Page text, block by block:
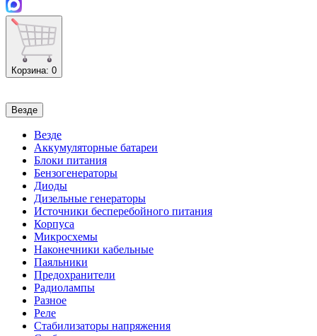
Корзина: 0
Везде
Везде
Аккумуляторные батареи
Блоки питания
Бензогенераторы
Диоды
Дизельные генераторы
Источники бесперебойного питания
Корпуса
Микросхемы
Наконечники кабельные
Паяльники
Предохранители
Радиолампы
Разное
Реле
Стабилизаторы напряжения